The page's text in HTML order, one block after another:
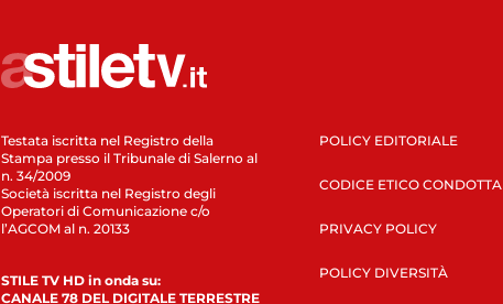
Testata iscritta nel Registro della
Stampa presso il Tribunale di Salerno al
n. 34/2009
Società iscritta nel Registro degli
Operatori di Comunicazione c/o
l’AGCOM al n. 20133
STILE TV HD in onda su:
CANALE 78 DEL DIGITALE TERRESTRE
POLICY EDITORIALE
CODICE ETICO CONDOTTA
PRIVACY POLICY
POLICY DIVERSITÀ